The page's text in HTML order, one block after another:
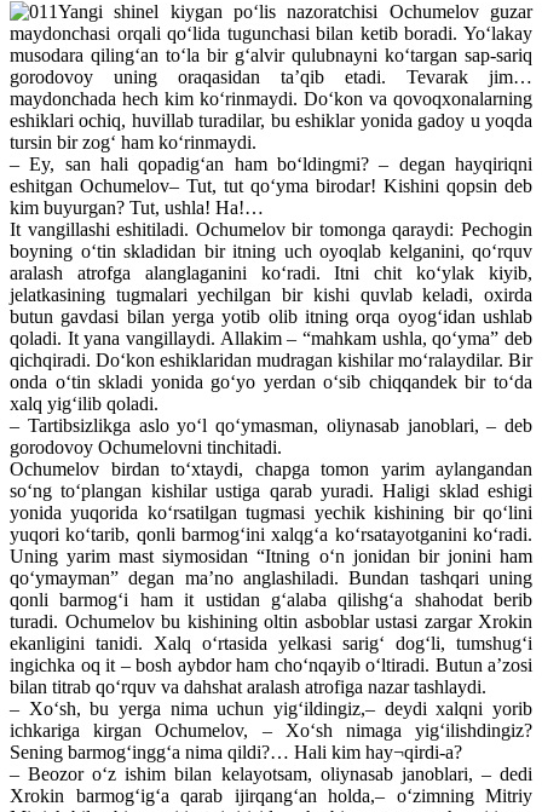
Yangi shinel kiygan po‘lis nazoratchisi Ochumelov guzar
maydonchasi orqali qo‘lida tugunchasi bilan ketib boradi. Yo‘lakay
musodara qiling‘an to‘la bir g‘alvir qulubnayni ko‘targan sap-sariq
gorodovoy uning oraqasidan ta’qib etadi. Tevarak jim…
maydonchada hech kim ko‘rinmaydi. Do‘kon va qovoqxonalarning
eshiklari ochiq, huvillab turadilar, bu eshiklar yonida gadoy u yoqda
tursin bir zog‘ ham ko‘rinmaydi.
– Ey, san hali qopadig‘an ham bo‘ldingmi? – degan hayqiriqni
eshitgan Ochumelov– Tut, tut qo‘yma birodar! Kishini qopsin deb
kim buyurgan? Tut, ushla! Ha!…
It vangillashi eshitiladi. Ochumelov bir tomonga qaraydi: Pechogin
boyning o‘tin skladidan bir itning uch oyoqlab kelganini, qo‘rquv
aralash atrofga alanglaganini ko‘radi. Itni chit ko‘ylak kiyib,
jelatkasining tugmalari yechilgan bir kishi quvlab keladi, oxirda
butun gavdasi bilan yerga yotib olib itning orqa oyog‘idan ushlab
qoladi. It yana vangillaydi. Allakim – “mahkam ushla, qo‘yma” deb
qichqiradi. Do‘kon eshiklaridan mudragan kishilar mo‘ralaydilar. Bir
onda o‘tin skladi yonida go‘yo yerdan o‘sib chiqqandek bir to‘da
xalq yig‘ilib qoladi.
– Tartibsizlikga aslo yo‘l qo‘ymasman, oliynasab janoblari, – deb
gorodovoy Ochumelovni tinchitadi.
Ochumelov birdan to‘xtaydi, chapga tomon yarim aylangandan
so‘ng to‘plangan kishilar ustiga qarab yuradi. Haligi sklad eshigi
yonida yuqorida ko‘rsatilgan tugmasi yechik kishining bir qo‘lini
yuqori ko‘tarib, qonli barmog‘ini xalqg‘a ko‘rsatayotganini ko‘radi.
Uning yarim mast siymosidan “Itning o‘n jonidan bir jonini ham
qo‘ymayman” degan ma’no anglashiladi. Bundan tashqari uning
qonli barmog‘i ham it ustidan g‘alaba qilishg‘a shahodat berib
turadi. Ochumelov bu kishining oltin asboblar ustasi zargar Xrokin
ekanligini tanidi. Xalq o‘rtasida yelkasi sarig‘ dog‘li, tumshug‘i
ingichka oq it – bosh aybdor ham cho‘nqayib o‘ltiradi. Butun a’zosi
bilan titrab qo‘rquv va dahshat aralash atrofiga nazar tashlaydi.
– Xo‘sh, bu yerga nima uchun yig‘ildingiz,– deydi xalqni yorib
ichkariga kirgan Ochumelov, – Xo‘sh nimaga yig‘ilishdingiz?
Sening barmog‘ingg‘a nima qildi?… Hali kim hay¬qirdi-a?
– Beozor o‘z ishim bilan kelayotsam, oliynasab janoblari, – dedi
Xrokin barmog‘ig‘a qarab ijirqang‘an holda,– o‘zimning Mitriy